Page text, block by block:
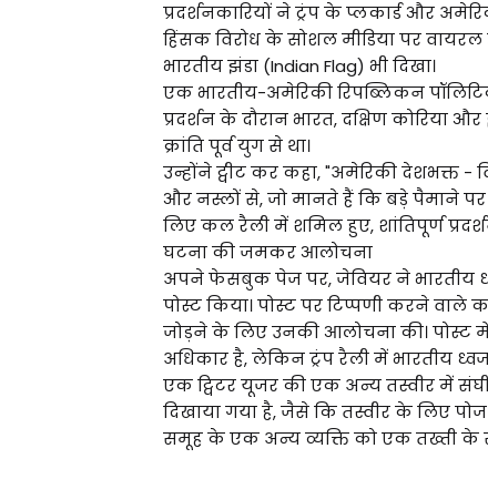
प्रदर्शनकारियों ने ट्रंप के प्लकार्ड और
हिंसक विरोध के सोशल मीडिया पर
भारतीय झंडा (Indian Flag) भी दिखा।
एक भारतीय-अमेरिकी रिपब्लिकन
प्रदर्शन के दौरान भारत, दक्षिण कोरिया
क्रांति पूर्व युग से था।
उन्होंने ट्वीट कर कहा, "अमेरिकी देशभक्त -
और नस्लों से, जो मानते हैं कि बड़े पैमाने पर
लिए कल रैली में शमिल हुए, शांतिपूर्ण
घटना की जमकर आलोचना
अपने फेसबुक पेज पर, जेवियर ने भारतीय
पोस्ट किया। पोस्ट पर टिप्पणी करने
जोड़ने के लिए उनकी आलोचना की। पोस्ट
अधिकार है, लेकिन ट्रंप रैली में भारतीय
एक ट्विटर यूजर की एक अन्य तस्वीर में
दिखाया गया है, जैसे कि तस्वीर के लिए
समूह के एक अन्य व्यक्ति को एक तख्ती के